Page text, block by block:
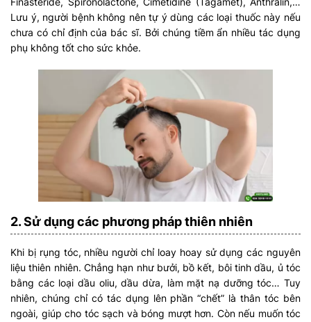
Lưu ý, người bệnh không nên tự ý dùng các loại thuốc này nếu
chưa có chỉ định của bác sĩ. Bởi chúng tiềm ẩn nhiều tác dụng
phụ không tốt cho sức khỏe.
2. Sử dụng các phương pháp thiên nhiên
Khi bị rụng tóc, nhiều người chỉ loay hoay sử dụng các nguyên
liệu thiên nhiên. Chẳng hạn như bưởi, bồ kết, bôi tinh dầu, ủ tóc
bằng các loại dầu oliu, dầu dừa, làm mặt nạ dưỡng tóc… Tuy
nhiên, chúng chỉ có tác dụng lên phần “chết” là thân tóc bên
ngoài, giúp cho tóc sạch và bóng mượt hơn. Còn nếu muốn tóc